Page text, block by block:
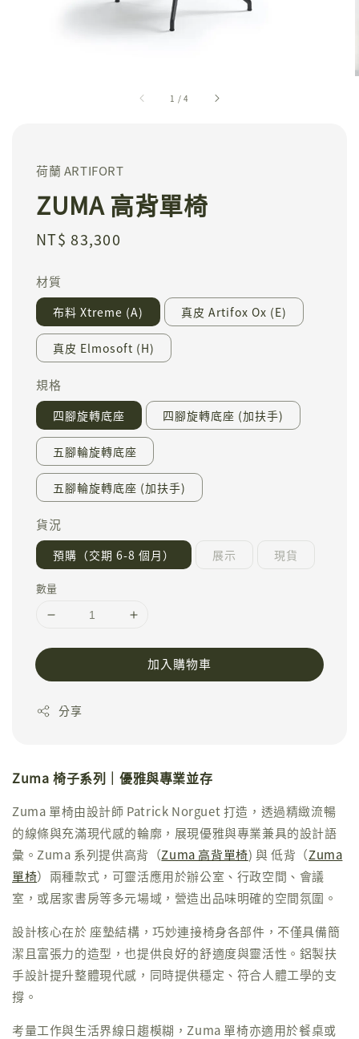
1 /4
荷蘭 ARTIFORT
ZUMA 高背單椅
Regular
NT$ 83,300
材質
布料 Xtreme (A) 真皮 Artifox Ox (E)
真皮 Elmosoft (H)
規格
四腳旋轉底座 四腳旋轉底座 (加扶手)
五腳輪旋轉底座
五腳輪旋轉底座 (加扶手)
貨況
預購（交期 6-8 個月） 展示 現貨
數量
加入購物車
分享
Zuma 椅子系列｜優雅與專業並存
Zuma 單椅由設計師 Patrick Norguet 打造，透過精緻流暢
的線條與充滿現代感的輪廓，展現優雅與專業兼具的設計語
彙。Zuma 系列提供高背（Zuma 高背單椅) 與 低背（Zuma
單椅）兩種款式，可靈活應用於辦公室、行政空間、會議
室，或居家書房等多元場域，營造出品味明確的空間氛圍。
設計核心在於 座墊結構，巧妙連接椅身各部件，不僅具備簡
潔且富張力的造型，也提供良好的舒適度與靈活性。鋁製扶
手設計提升整體現代感，同時提供穩定、符合人體工學的支
撐。
考量工作與生活界線日趨模糊，Zuma 單椅亦適用於餐桌或